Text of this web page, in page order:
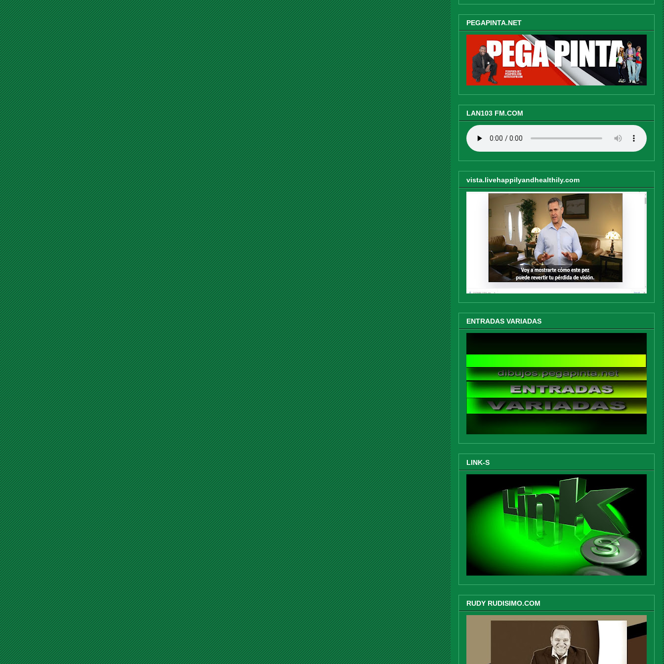
PEGAPINTA.NET
LAN103 FM.COM
vista.livehappilyandhealthily.com
ENTRADAS VARIADAS
LINK-S
RUDY RUDISIMO.COM